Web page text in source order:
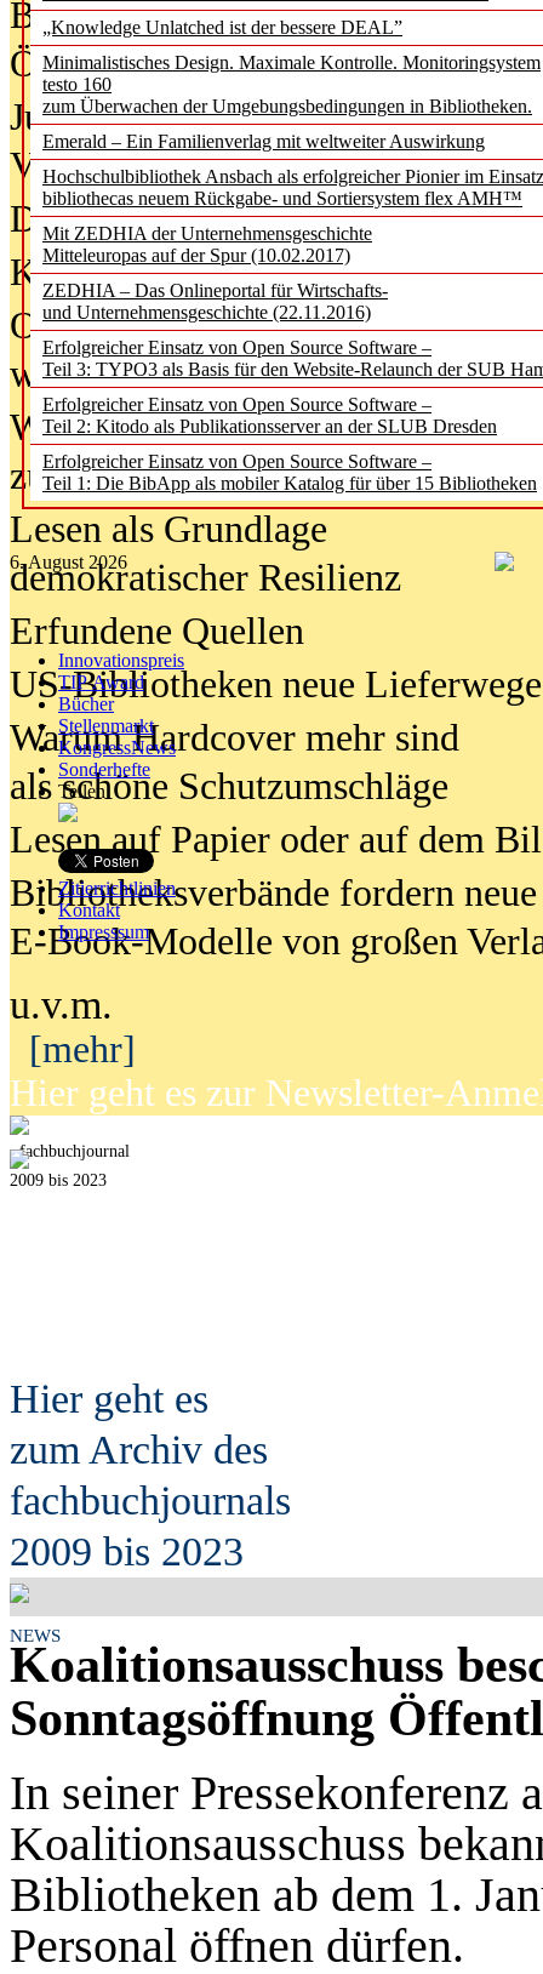
„Knowledge Unlatched ist der bessere DEAL”
Minimalistisches Design. Maximale Kontrolle. Monitoringsystem
testo 160
zum Überwachen der Umgebungsbedingungen in Bibliotheken.
Emerald – Ein Familienverlag mit weltweiter Auswirkung
Hochschulbibliothek Ansbach als erfolgreicher Pionier im
bibliothecas neuem Rückgabe- und Sortiersystem flex AMH™
Mit ZEDHIA der Unternehmensgeschichte
Mitteleuropas auf der Spur (10.02.2017)
ZEDHIA – Das Onlineportal für Wirtschafts-
und Unternehmensgeschichte (22.11.2016)
Erfolgreicher Einsatz von Open Source Software –
Teil 3: TYPO3 als Basis für den Website-Relaunch der SUB
Erfolgreicher Einsatz von Open Source Software –
Teil 2: Kitodo als Publikationsserver an der SLUB Dresden
Erfolgreicher Einsatz von Open Source Software –
Teil 1: Die BibApp als mobiler Katalog für über 15 Bibliotheken
6. August 2026
Innovationspreis
TIP Award
Bücher
Stellenmarkt
KongressNews
Sonderhefte
Teilen
Zitierrichtlinien
Kontakt
Impresssum
Bürgerforum fordert mehr
Öffentlichkeit
Jugendliche wollen besseren
Verbote
Digitale Langzeit­archi­vierung
KI-Chatbots werden Teil der
Offene Infrastrukturen für
wissenschaftliche
Warum die Debatte über KI-Texte
zu kurz greift
Lesen als Grundlage
demokratischer Resilienz
Erfundene Quellen
US-Bibliotheken neue Lieferwege
Warum Hardcover mehr sind
als schöne Schutzumschläge
Lesen auf Papier oder auf dem
Bibliotheksverbände fordern neue
E-Book-Modelle von großen
u.v.m.
[mehr]
Hier geht es zur Newsletter-
fachbuchjournal
2009 bis 2023
Hier geht es
zum Archiv des
fachbuchjournals
2009 bis 2023
NEWS
Koalitionsausschuss
Sonntagsöffnung
In seiner Pressekonferenz
Koalitionsausschuss
Bibliotheken ab dem 1.
Personal öffnen dürfen.